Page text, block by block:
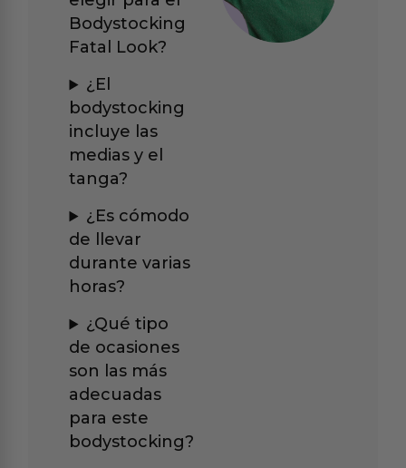
Bodystocking
Fatal Look?
¿El
bodystocking
incluye las
medias y el
tanga?
¿Es cómodo
de llevar
durante varias
horas?
¿Qué tipo
de ocasiones
son las más
adecuadas
para este
bodystocking?